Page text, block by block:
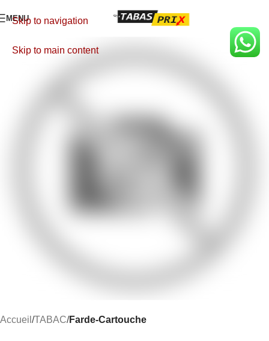
Skip to navigation
Skip to main content
MENU
Accueil TABAC Farde-Cartouche